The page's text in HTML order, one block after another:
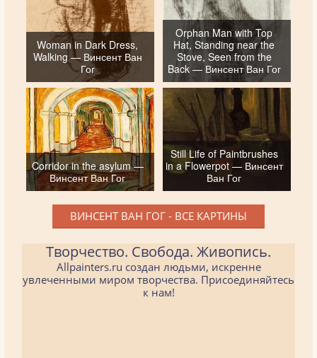
Woman in Dark Dress,
Walking — Винсент Ван
Гог
Orphan Man with Top
Hat, Standing near the
Stove, Seen from the
Back — Винсент Ван Гог
Corridor in the asylum —
Винсент Ван Гог
Still Life of Paintbrushes
in a Flowerpot — Винсент
Ван Гог
ВИНСЕНТ ВАН ГОГ - ВСЕ КАРТИНЫ
Творчество. Свобода. Живопись.
Allpainters.ru создан людьми, искренне
увлеченными миром творчества. Присоединяйтесь
к нам!